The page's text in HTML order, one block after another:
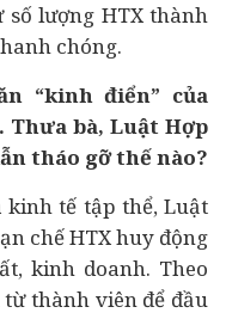
lượng HTX thành
chóng.
“kinh điển” của
bà, Luật Hợp
tháo gỡ thế nào?
kinh tế tập thể, Luật
chế HTX huy động
kinh doanh. Theo
thành viên để đầu